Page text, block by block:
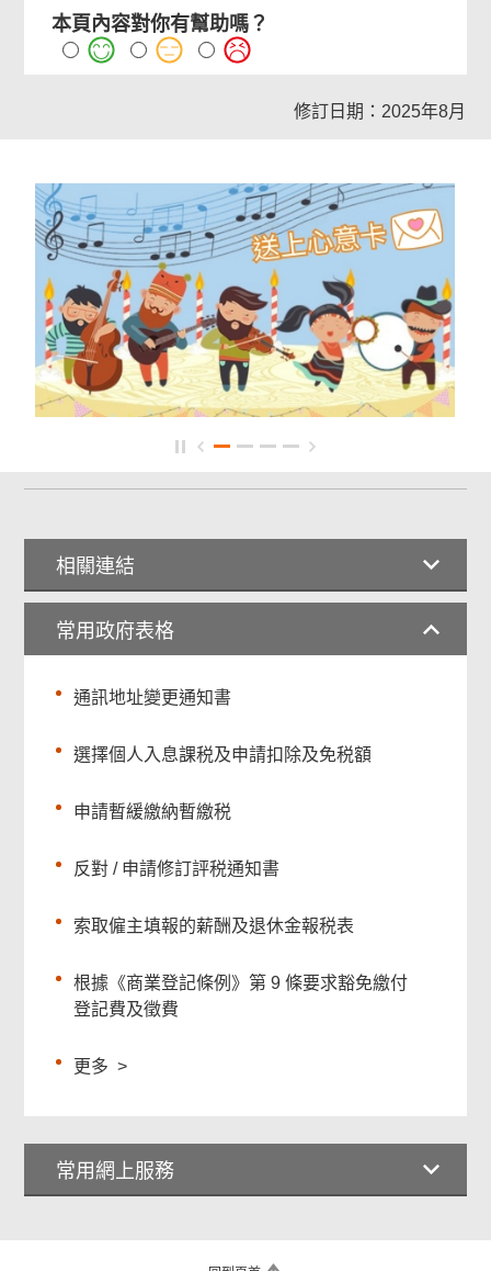
本頁內容對你有幫助嗎？
修訂日期：2025年8月
相關連結
常用政府表格
通訊地址變更通知書
選擇個人入息課税及申請扣除及免税額
申請暫緩繳納暫繳税
反對 / 申請修訂評税通知書
索取僱主填報的薪酬及退休金報税表
根據《商業登記條例》第 9 條要求豁免繳付
登記費及徵費
更多 >
常用網上服務